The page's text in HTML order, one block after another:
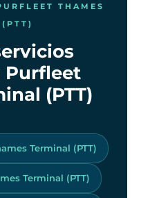
THAMES
Purfleet
(PTT)
Terminal (PTT)
Terminal (PTT)